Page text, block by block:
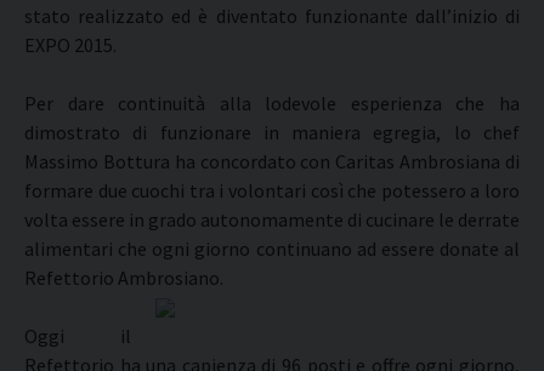
stato realizzato ed è diventato funzionante dall’inizio di
EXPO 2015.
Per dare continuità alla lodevole esperienza che ha
dimostrato di funzionare in maniera egregia, lo chef
Massimo Bottura ha concordato con Caritas Ambrosiana di
formare due cuochi tra i volontari così che potessero a loro
volta essere in grado autonomamente di cucinare le derrate
alimentari che ogni giorno continuano ad essere donate al
Refettorio Ambrosiano.
Oggi il
Refettorio ha una capienza di 96 posti e offre ogni giorno,